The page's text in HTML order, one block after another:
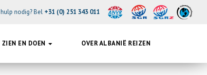
hulp nodig? Bel +31 (0) 251 343 011
ZIEN EN DOEN OVER ALBANIË REIZEN